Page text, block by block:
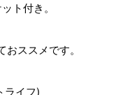
ト付き。
ススメです。
ライフ)